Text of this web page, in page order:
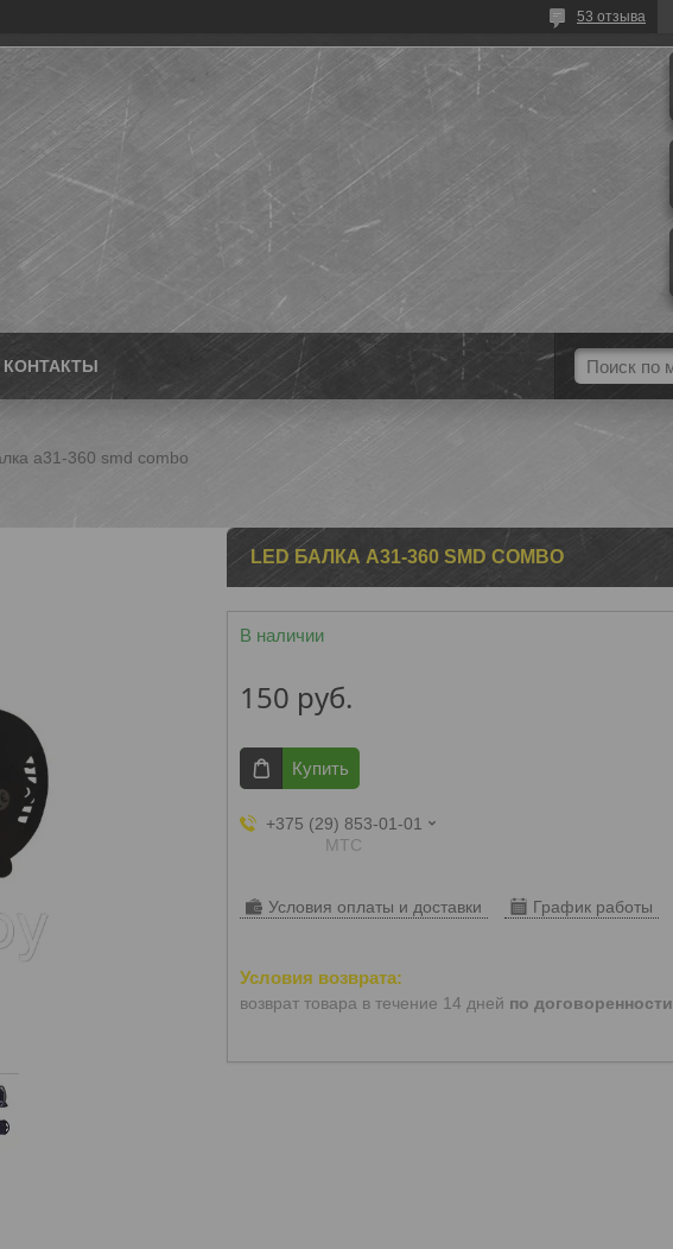
53 отзыва
КОНТАКТЫ
a31-360 smd combo
LED БАЛКА A31-360 SMD COMBO
В наличии
150 руб.
Купить
+375 (29) 853-01-01
МТС
Условия оплаты и доставки График работы
возврат товара в течение 14 дней по договоренности